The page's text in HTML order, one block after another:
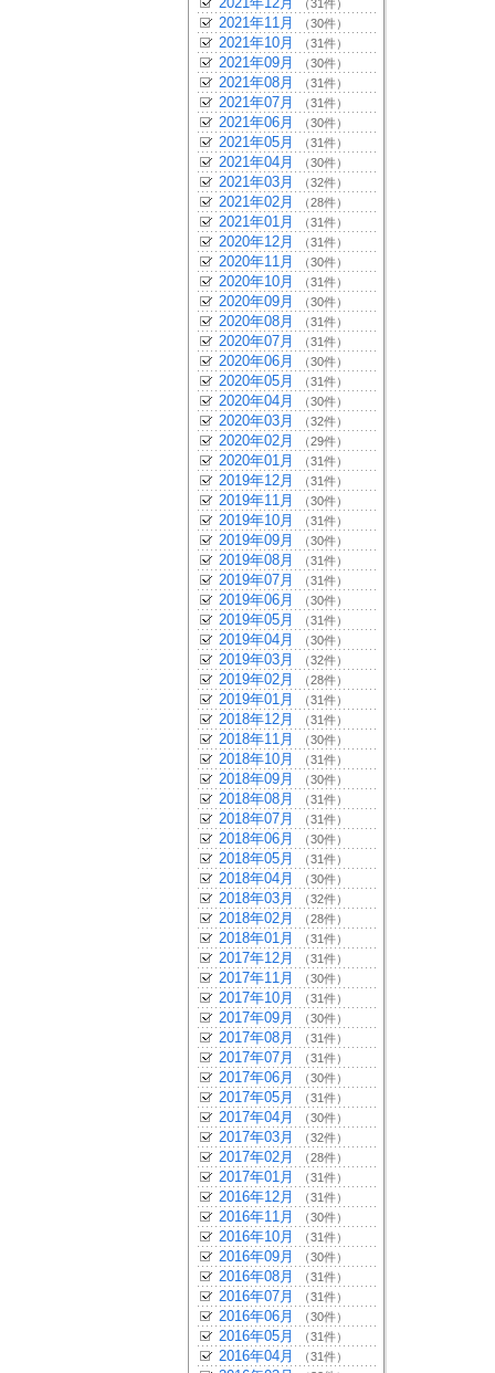
（31件）
2021年11月 （30件）
2021年10月 （31件）
2021年09月 （30件）
2021年08月 （31件）
2021年07月 （31件）
2021年06月 （30件）
2021年05月 （31件）
2021年04月 （30件）
2021年03月 （32件）
2021年02月 （28件）
2021年01月 （31件）
2020年12月 （31件）
2020年11月 （30件）
2020年10月 （31件）
2020年09月 （30件）
2020年08月 （31件）
2020年07月 （31件）
2020年06月 （30件）
2020年05月 （31件）
2020年04月 （30件）
2020年03月 （32件）
2020年02月 （29件）
2020年01月 （31件）
2019年12月 （31件）
2019年11月 （30件）
2019年10月 （31件）
2019年09月 （30件）
2019年08月 （31件）
2019年07月 （31件）
2019年06月 （30件）
2019年05月 （31件）
2019年04月 （30件）
2019年03月 （32件）
2019年02月 （28件）
2019年01月 （31件）
2018年12月 （31件）
2018年11月 （30件）
2018年10月 （31件）
2018年09月 （30件）
2018年08月 （31件）
2018年07月 （31件）
2018年06月 （30件）
2018年05月 （31件）
2018年04月 （30件）
2018年03月 （32件）
2018年02月 （28件）
2018年01月 （31件）
2017年12月 （31件）
2017年11月 （30件）
2017年10月 （31件）
2017年09月 （30件）
2017年08月 （31件）
2017年07月 （31件）
2017年06月 （30件）
2017年05月 （31件）
2017年04月 （30件）
2017年03月 （32件）
2017年02月 （28件）
2017年01月 （31件）
2016年12月 （31件）
2016年11月 （30件）
2016年10月 （31件）
2016年09月 （30件）
2016年08月 （31件）
2016年07月 （31件）
2016年06月 （30件）
2016年05月 （31件）
2016年04月 （31件）